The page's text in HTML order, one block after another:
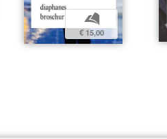
b
€ 15,00